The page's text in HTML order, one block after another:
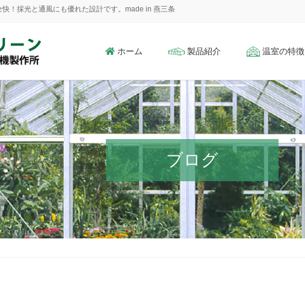
！採光と通風にも優れた設計です。made in 燕三条
ホーム 製品紹介 温室の特徴
ブログ